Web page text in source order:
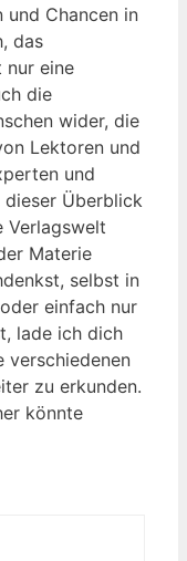
Chancen in
das
eine
die
wider, die
Lektoren und
und
Überblick
Verlagswelt
Materie
selbst in
einfach nur
lade ich dich
verschiedenen
zu erkunden.
könnte